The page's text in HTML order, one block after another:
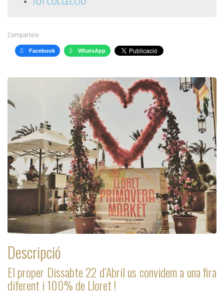
TOT COL·LECCIÓ
Comparteix
Facebook WhatsApp
Descripció
El proper Dissabte 22 d’Abril us convidem a una fira
diferent i 100% de Lloret !